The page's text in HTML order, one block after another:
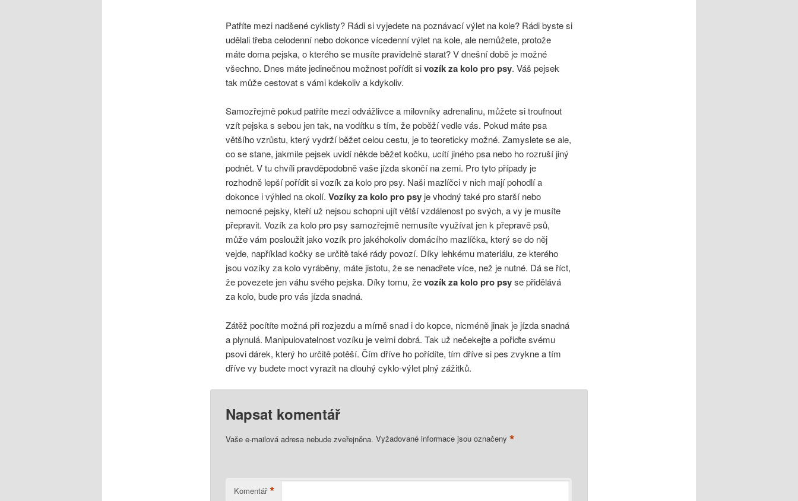
Patříte mezi nadšené cyklisty? Rádi si vyjedete na poznávací výlet na kole? Rádi byste si
udělali třeba celodenní nebo dokonce vícedenní výlet na kole, ale nemůžete, protože
máte doma pejska, o kterého se musíte pravidelně starat? V dnešní době je možné
všechno. Dnes máte jedinečnou možnost pořídit sivozík za kolo pro psy. Váš pejsek
tak může cestovat s vámi kdekoliv a kdykoliv.
Samozřejmě pokud patříte mezi odvážlivce a milovníky adrenalinu, můžete si troufnout
vzít pejska s sebou jen tak, na vodítku s tím, že poběží vedle vás. Pokud máte psa
většího vzrůstu, který vydrží běžet celou cestu, je to teoreticky možné. Zamyslete se ale,
co se stane, jakmile pejsek uvidí někde běžet kočku, ucítí jiného psa nebo ho rozruší jiný
podnět. V tu chvíli pravděpodobně vaše jízda skončí na zemi. Pro tyto případy je
rozhodně lepší pořídit si vozík za kolo pro psy. Naši mazlíčci v nich mají pohodlí a
dokonce i výhled na okolí. Vozíky za kolo pro psyje vhodný také pro starší nebo
nemocné pejsky, kteří už nejsou schopni ujít větší vzdálenost po svých, a vy je musíte
přepravit. Vozík za kolo pro psy samozřejmě nemusíte využívat jen k přepravě psů,
může vám posloužit jako vozík pro jakéhokoliv domácího mazlíčka, který se do něj
vejde, například kočky se určitě také rády povozí. Díky lehkému materiálu, ze kterého
jsou vozíky za kolo vyráběny, máte jistotu, že se nenadřete více, než je nutné. Dá se říct,
že povezete jen váhu svého pejska. Díky tomu, ževozík za kolo pro psyse přidělává
za kolo, bude pro vás jízda snadná.
Zátěž pocítíte možná při rozjezdu a mírně snad i do kopce, nicméně jinak je jízda snadná
a plynulá. Manipulovatelnost vozíku je velmi dobrá. Tak už nečekejte a pořiďte svému
psovi dárek, který ho určitě potěší. Čím dříve ho pořídíte, tím dříve si pes zvykne a tím
dříve vy budete moct vyrazit na dlouhý cyklo-výlet plný zážitků.
Napsat komentář
Vaše e-mailová adresa nebude zveřejněna. Vyžadované informace jsou označeny *
Komentář *